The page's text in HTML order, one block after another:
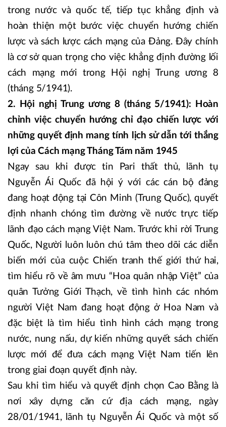
trong nước và quốc tế, tiếp tục khẳng định và
hoàn thiện một bước việc chuyển hướng chiến
lược và sách lược cách mạng của Đảng. Đây chính
là cơ sở quan trọng cho việc khẳng định đường lối
cách mạng mới trong Hội nghị Trung ương 8
(tháng 5/1941).
2. Hội nghị Trung ương 8 (tháng 5/1941): Hoàn
chỉnh việc chuyển hướng chỉ đạo chiến lược với
những quyết định mang tính lịch sử dẫn tới thắng
lợi của Cách mạng Tháng Tám năm 1945
Ngay sau khi được tin Pari thất thủ, lãnh tụ
Nguyễn Ái Quốc đã hội ý với các cán bộ đảng
đang hoạt động tại Côn Minh (Trung Quốc), quyết
định nhanh chóng tìm đường về nước trực tiếp
lãnh đạo cách mạng Việt Nam. Trước khi rời Trung
Quốc, Người luôn luôn chú tâm theo dõi các diễn
biến mới của cuộc Chiến tranh thế giới thứ hai,
tìm hiểu rõ về âm mưu “Hoa quân nhập Việt” của
quân Tưởng Giới Thạch, về tình hình các nhóm
người Việt Nam đang hoạt động ở Hoa Nam và
đặc biệt là tìm hiểu tình hình cách mạng trong
nước, nung nấu, dự kiến những quyết sách chiến
lược mới để đưa cách mạng Việt Nam tiến lên
trong giai đoạn quyết định này.
Sau khi tìm hiểu và quyết định chọn Cao Bằng là
nơi xây dựng căn cứ địa cách mạng, ngày
28/01/1941, lãnh tụ Nguyễn Ái Quốc và một số